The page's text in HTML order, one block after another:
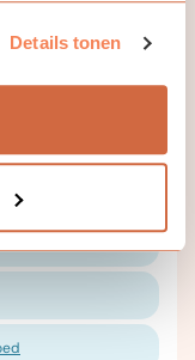
Details tonen
geleid door